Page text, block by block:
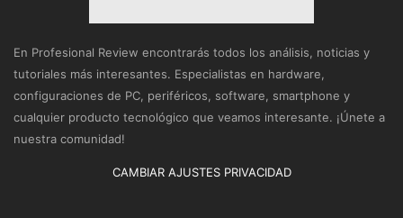
En Profesional Review encontrarás todos los análisis, noticias y
tutoriales más interesantes. Especialistas en hardware,
configuraciones de PC, periféricos, software, smartphone y
cualquier producto tecnológico que veamos interesante. ¡Únete a
nuestra comunidad!
CAMBIAR AJUSTES PRIVACIDAD